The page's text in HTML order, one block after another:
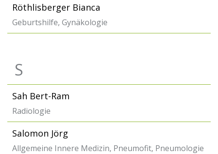
Röthlisberger Bianca
Geburtshilfe, Gynäkologie
S
Sah Bert-Ram
Radiologie
Salomon Jörg
Allgemeine Innere Medizin, Pneumofit, Pneumologie